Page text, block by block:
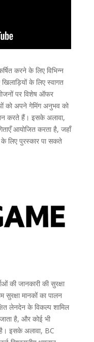
करने के लिए विभिन्न
के लिए स्वागत
पर विशेष ऑफर
को अपने गेमिंग अनुभव को
करते हैं। इसके अलावा,
आयोजित करता है, जहाँ
लिए पुरस्कार पा सकते
की जानकारी की सुरक्षा
सुरक्षा मानकों का पालन
लेनदेन के विकल्प शामिल
है, और कोई भी
इसके अलावा, BC